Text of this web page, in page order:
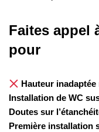
Faites appel
pour
Hauteur
Installation de WC
Doutes sur
Première installation